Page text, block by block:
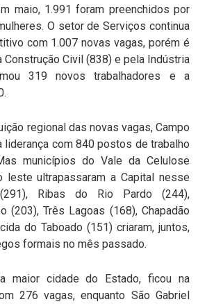
maio, 1.991 foram preenchidos por
O setor de Serviços continua
com 1.007 novas vagas, porém é
Civil (838) e pela Indústria
319 novos trabalhadores e a
regional das novas vagas, Campo
liderança com 840 postos de trabalho
municípios do Vale da Celulose
leste ultrapassaram a Capital nesse
Ribas do Rio Pardo (244),
(203), Três Lagoas (168), Chapadão
do Taboado (151) criaram, juntos,
formais no mês passado.
maior cidade do Estado, ficou na
276 vagas, enquanto São Gabriel